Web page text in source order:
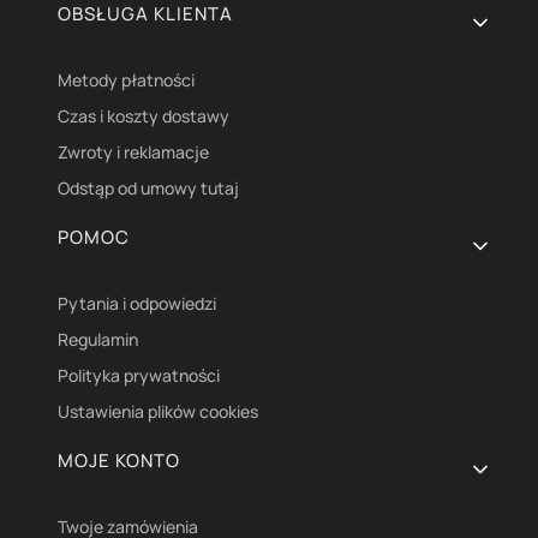
OBSŁUGA KLIENTA
Metody płatności
Czas i koszty dostawy
Zwroty i reklamacje
Odstąp od umowy tutaj
POMOC
Pytania i odpowiedzi
Regulamin
Polityka prywatności
Ustawienia plików cookies
MOJE KONTO
Twoje zamówienia